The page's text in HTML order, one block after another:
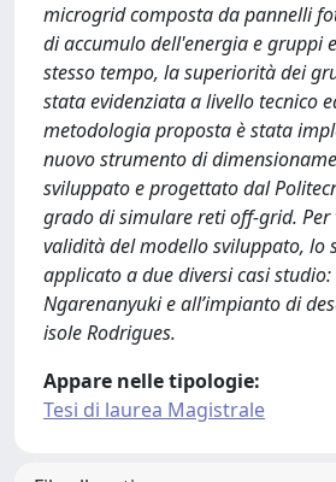
microgrid composta da pannelli
di accumulo dell'energia e gruppi
stesso tempo, la superiorità dei
stata evidenziata a livello tecnico
metodologia proposta è stata
nuovo strumento di
sviluppato e progettato dal
grado di simulare reti off-grid. Per
validità del modello sviluppato, lo
applicato a due diversi casi
Ngarenanyuki e all’impianto di
isole Rodrigues.
Appare nelle tipologie:
Tesi di laurea Magistrale